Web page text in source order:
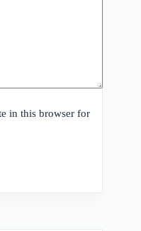
in this browser for